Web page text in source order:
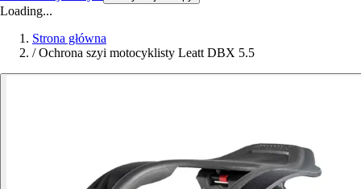
Loading...
Strona główna
/ Ochrona szyi motocyklisty Leatt DBX 5.5